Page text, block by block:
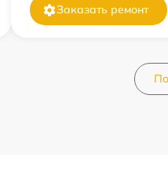
Заказать ремонт